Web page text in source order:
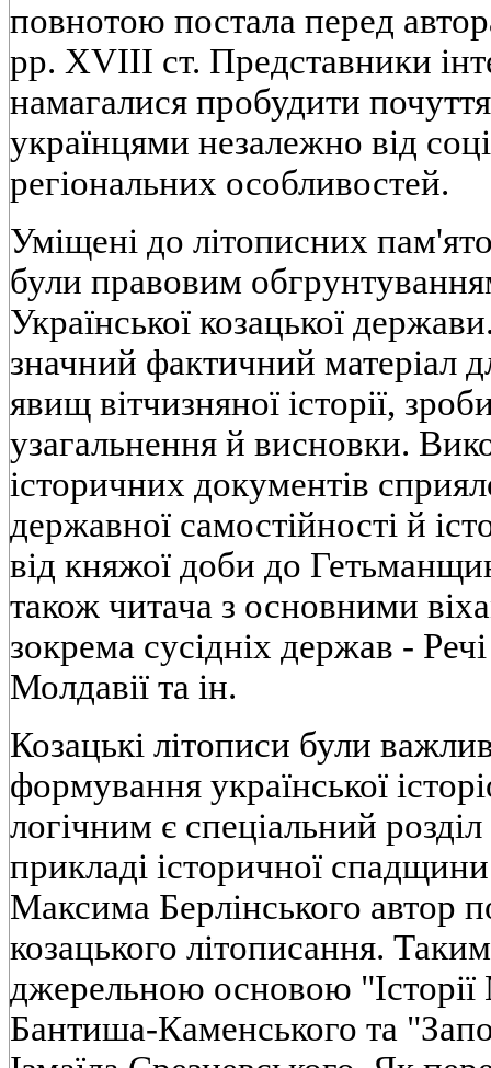
повнотою постала перед
рр. XVIII ст. Представники
намагалися пробудити
українцями незалежно вiд
регiональних особливостей.
Умiщенi до лiтописних
були правовим
Української козацької
значний фактичний матерiал
явищ вiтчизняної iсторiї,
узагальнення й висновки.
iсторичних документiв
державної самостiйностi й
вiд княжої доби до
також читача з основними
зокрема сусiднiх держав -
Молдавiї та iн.
Козацькi лiтописи були
формування української
логiчним є спецiальний
прикладi iсторичної
Максима Берлiнського автор
козацького лiтописання.
джерельною основою "Iсторiї
Бантиша-Каменського та